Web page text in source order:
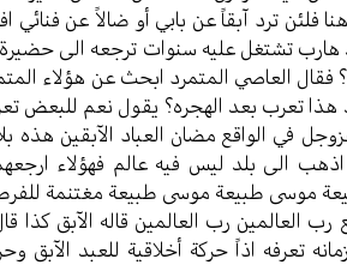
فلئن ترد آبقاً عن بابي أو ضالاً عن
هارب تشتغل عليه سنوات ترجعه الى حضيرة
فقال العاصي المتمرد ابحث عن هؤلاء
هذا تعرب بعد الهجره؟ يقول نعم للبعض
في الواقع مضان العباد الآبقين هذه
الى بلد ليس فيه عالم فهؤلاء
موسى طبيعة موسى طبيعة مغتنمة
رب العالمين قاله الآبق كذا
تعرفه اذاً حركة أخلاقية للعبد الآبق